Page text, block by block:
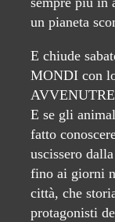
un pianeta
E chiude
MONDI con
E se gli
fatto
uscissero
fino ai giorni
città, che
protagonisti